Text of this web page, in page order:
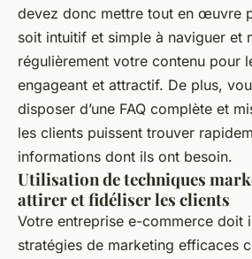
devez donc mettre tout en œuvre
soit intuitif et simple à naviguer et
régulièrement votre contenu pour
engageant et attractif. De plus,
disposer d’une FAQ complète et
les clients puissent trouver
informations dont ils ont besoin.
Utilisation de techniques
attirer et fidéliser les clients
Votre entreprise e-commerce doit
stratégies de marketing efficaces